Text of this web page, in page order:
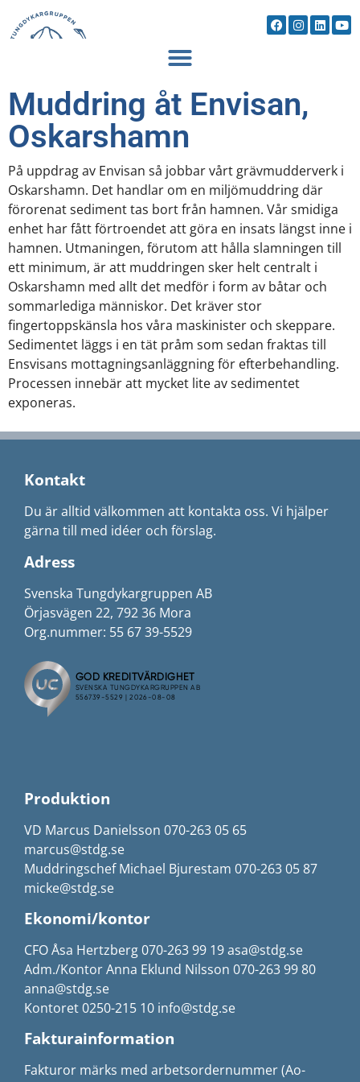
Muddring åt Envisan,
Oskarshamn
På uppdrag av Envisan så jobbar vårt grävmudderverk i
Oskarshamn. Det handlar om en miljömuddring där
förorenat sediment tas bort från hamnen. Vår smidiga
enhet har fått förtroendet att göra en insats längst inne i
hamnen. Utmaningen, förutom att hålla slamningen till
ett minimum, är att muddringen sker helt centralt i
Oskarshamn med allt det medför i form av båtar och
sommarlediga människor. Det kräver stor
fingertoppskänsla hos våra maskinister och skeppare.
Sedimentet läggs i en tät pråm som sedan fraktas till
Ensvisans mottagningsanläggning för efterbehandling.
Processen innebär att mycket lite av sedimentet
exponeras.
Kontakt
Du är alltid välkommen att kontakta oss. Vi hjälper
gärna till med idéer och förslag.
Adress
Svenska Tungdykargruppen AB
Örjasvägen 22, 792 36 Mora
Org.nummer: 55 67 39-5529
Produktion
VD Marcus Danielsson 070-263 05 65
marcus@stdg.se
Muddringschef Michael Bjurestam 070-263 05 87
micke@stdg.se
Ekonomi/kontor
CFO Åsa Hertzberg 070-263 99 19 asa@stdg.se
Adm./Kontor Anna Eklund Nilsson 070-263 99 80
anna@stdg.se
Kontoret 0250-215 10 info@stdg.se
Fakturainformation
Fakturor märks med arbetsordernummer (Ao-